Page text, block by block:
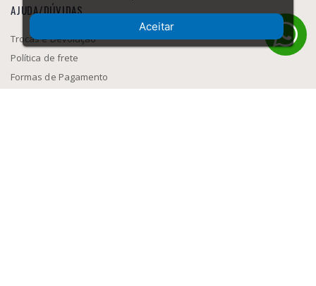
AJUDA/DÚVIDAS
Trocas e Devolução
Política de frete
Formas de Pagamento
Aceitar